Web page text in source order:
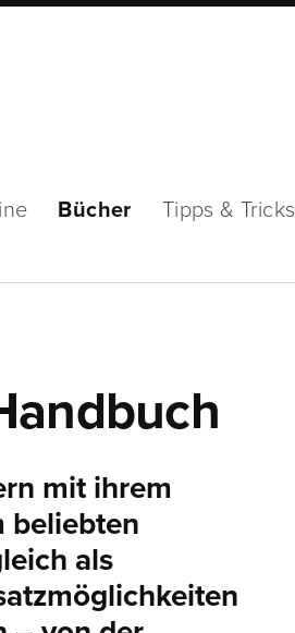
Bücher Tipps & Tricks
mit ihrem
beliebten
als